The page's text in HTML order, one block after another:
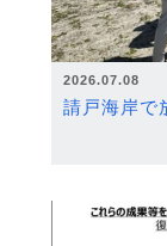
2026.07.08
請戸海岸で